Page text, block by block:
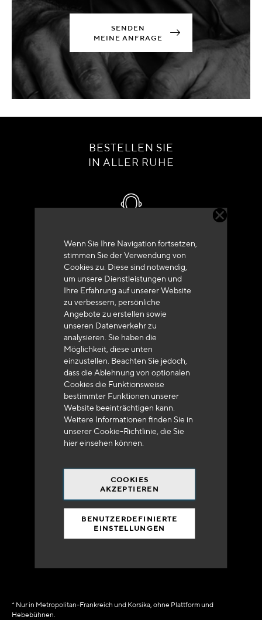
Wenn Sie Ihre Navigation fortsetzen,
stimmen Sie der Verwendung von
Cookies zu. Diese sind notwendig,
um unsere Dienstleistungen und
Ihre Erfahrung auf unserer Website
zu verbessern, persönliche
Angebote zu erstellen sowie
unseren Datenverkehr zu
analysieren. Sie haben die
Möglichkeit, diese unten
einzustellen. Beachten Sie jedoch,
dass die Ablehnung von optionalen
Cookies die Funktionsweise
bestimmter Funktionen unserer
Website beeinträchtigen kann.
Weitere Informationen finden Sie in
unserer Cookie-Richtlinie, die Sie
hiereinsehen können.
COOKIES
AKZEPTIEREN
BENUTZERDEFINIERTE
EINSTELLUNGEN
SENDEN
MEINE ANFRAGE
BESTELLEN SIE
IN ALLER RUHE
Kundenservice
+33 (0)4 79 72 62 22 Drücken 1
Lieferung innerhalb von 48 bis 72 Stunden in
Metropolitan-Frankreich
Versandkostenfrei
bei 250 Euros*
90% des Katalogs
in Verfügbarkeit
* Nur in Metropolitan-Frankreich und Korsika, ohne Plattform und
Hebebühnen.